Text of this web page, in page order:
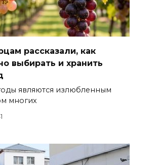
рассказали, как
выбирать и хранить
являются излюбленным
многих